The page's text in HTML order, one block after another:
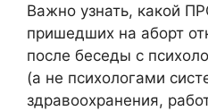
Важно узнать, какой
пришедших на аборт
после беседы с
(а не психологами
здравоохранения,